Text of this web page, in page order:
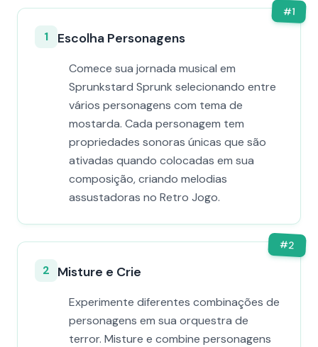
#1
1 Escolha Personagens
Comece sua jornada musical em
Sprunkstard Sprunk selecionando entre
vários personagens com tema de
mostarda. Cada personagem tem
propriedades sonoras únicas que são
ativadas quando colocadas em sua
composição, criando melodias
assustadoras no Retro Jogo.
#2
2 Misture e Crie
Experimente diferentes combinações de
personagens em sua orquestra de
terror. Misture e combine personagens